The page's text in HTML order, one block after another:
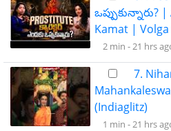
ఒప్పుకున్నారు?
Kamat | Volga
2 min -21 hrs
7.
(Indiaglitz)
1 min -21 hrs